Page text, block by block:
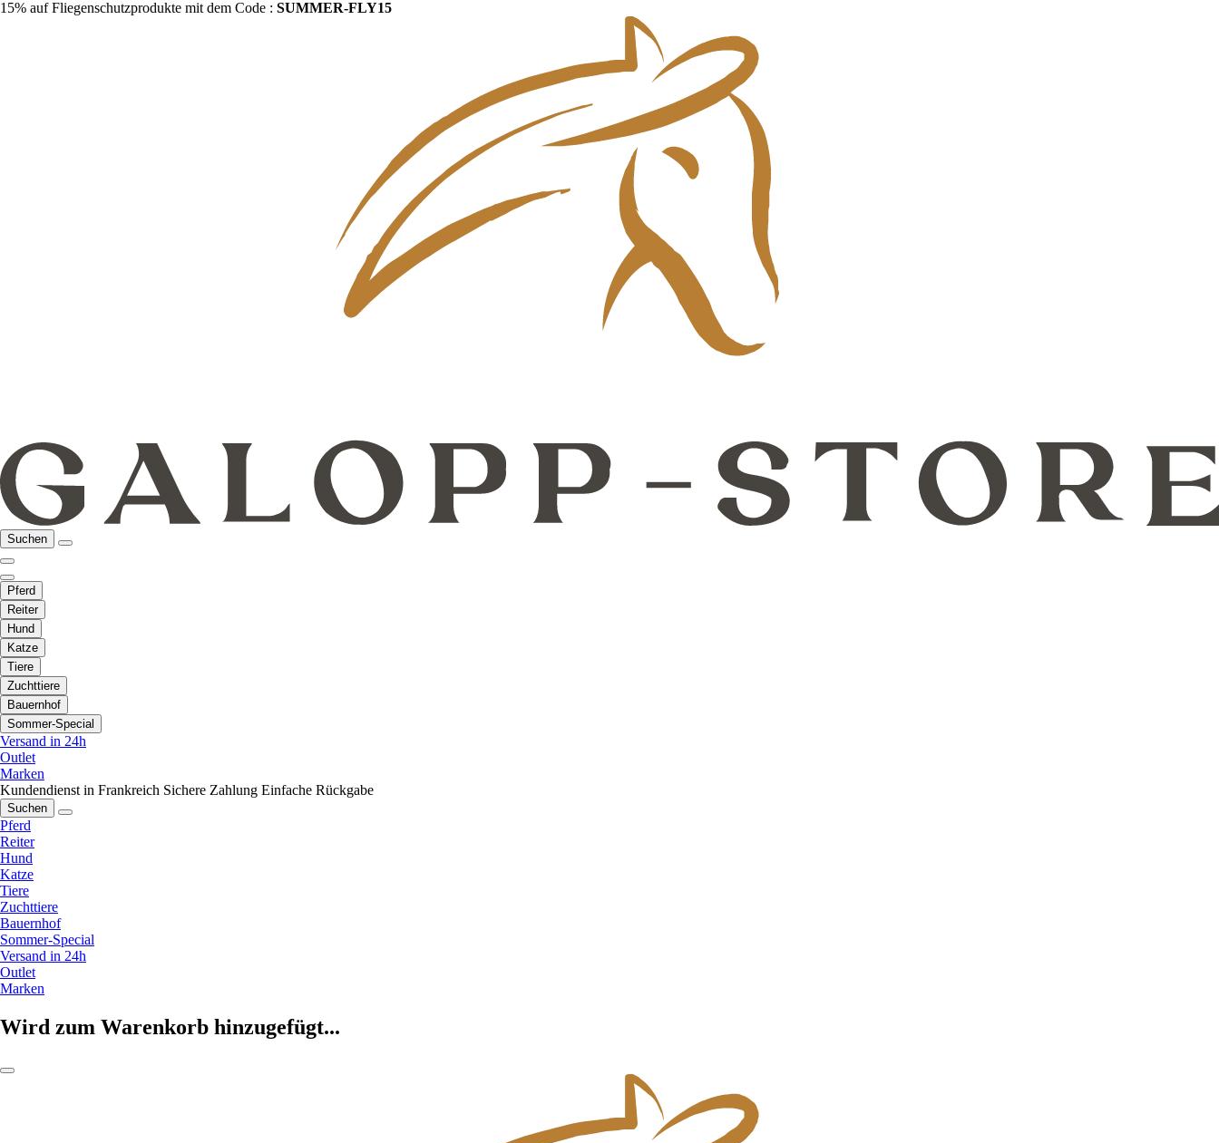
15% auf Fliegenschutzprodukte mit dem Code : SUMMER-FLY15
Suchen
Pferd
Reiter
Hund
Katze
Tiere
Zuchttiere
Bauernhof
Sommer-Special
Versand in 24h
Outlet
Marken
Kundendienst in Frankreich Sichere Zahlung Einfache Rückgabe
Suchen
Pferd
Reiter
Hund
Katze
Tiere
Zuchttiere
Bauernhof
Sommer-Special
Versand in 24h
Outlet
Marken
Wird zum Warenkorb hinzugefügt...